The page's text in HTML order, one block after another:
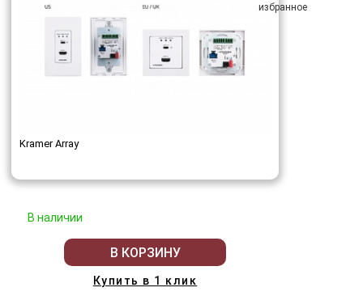
Kramer Array
В наличии
В КОРЗИНУ
Купить в 1 клик